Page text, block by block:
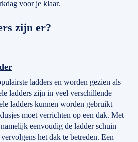
voor je klaar.
zijn er?
ladders en worden gezien als
ladders zijn in veel verschillende
ladders kunnen worden gebruikt
moet verrichten op een dak. Met
eenvoudig de ladder schuin
het dak te betreden. Een